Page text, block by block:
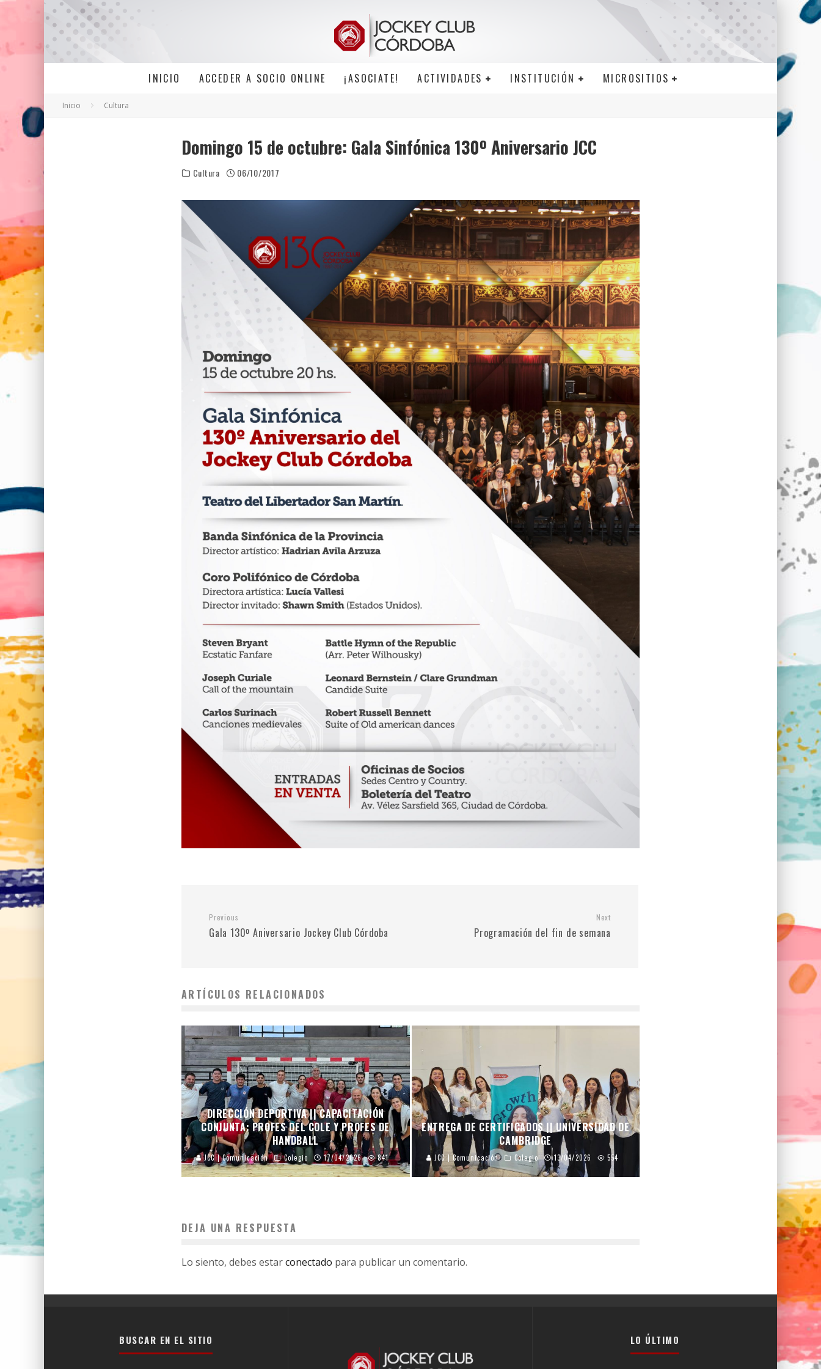
INICIO ACCEDER A SOCIO ONLINE ¡ASOCIATE! ACTIVIDADES INSTITUCIÓN MICROSITIOS
Inicio Cultura
Domingo 15 de octubre: Gala Sinfónica 130º Aniversario JCC
Cultura 06/10/2017
Previous
Gala 130º Aniversario Jockey Club Córdoba
Next
Programación del fin de semana
ARTÍCULOS RELACIONADOS
DIRECCIÓN DEPORTIVA || CAPACITACIÓN
CONJUNTA: PROFES DEL COLE Y PROFES DE
HANDBALL
JCC | Comunicación Colegio 17/04/2026 841
ENTREGA DE CERTIFICADOS || UNIVERSIDAD DE
CAMBRIDGE
JCC | Comunicación Colegio 13/04/2026 554
DEJA UNA RESPUESTA
Lo siento, debes estarconectado para publicar un comentario.
BUSCAR EN EL SITIO LO ÚLTIMO